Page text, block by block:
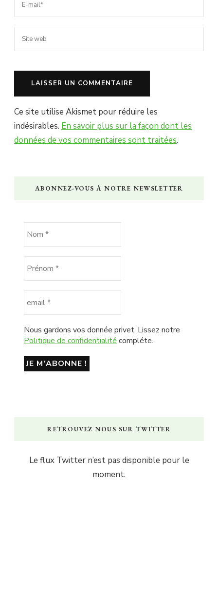
Ce site utilise Akismet pour réduire les
indésirables. En savoir plus sur la façon dont les
données de vos commentaires sont traitées.
ABONNEZ-VOUS À NOTRE NEWSLETTER
Nous gardons vos donnée privet. Lissez notre
Politique de confidentialité compléte.
RETROUVEZ NOUS SUR TWITTER
Le flux Twitter n’est pas disponible pour le
moment.